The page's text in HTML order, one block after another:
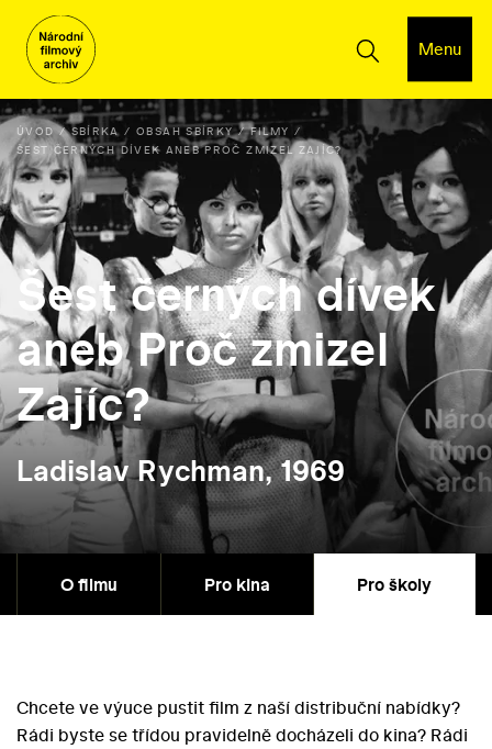
Menu
ÚVOD SBÍRKA OBSAH SBÍRKY
FILMY
ŠEST ČERNÝCH DÍVEK ANEB PROČ ZMIZEL ZAJÍC?
Šest černých dívek
aneb Proč zmizel
Zajíc?
Ladislav Rychman, 1969
O filmu Pro kina Pro školy
Chcete ve výuce pustit film z naší distribuční nabídky?
Rádi byste se třídou pravidelně docházeli do kina? Rádi